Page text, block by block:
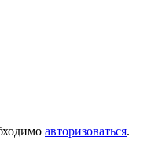
авторизоваться.